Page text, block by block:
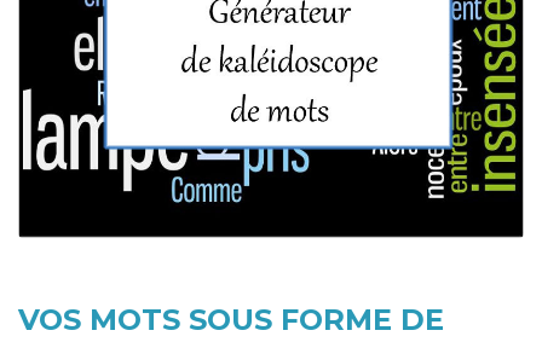
VOS MOTS SOUS FORME DE